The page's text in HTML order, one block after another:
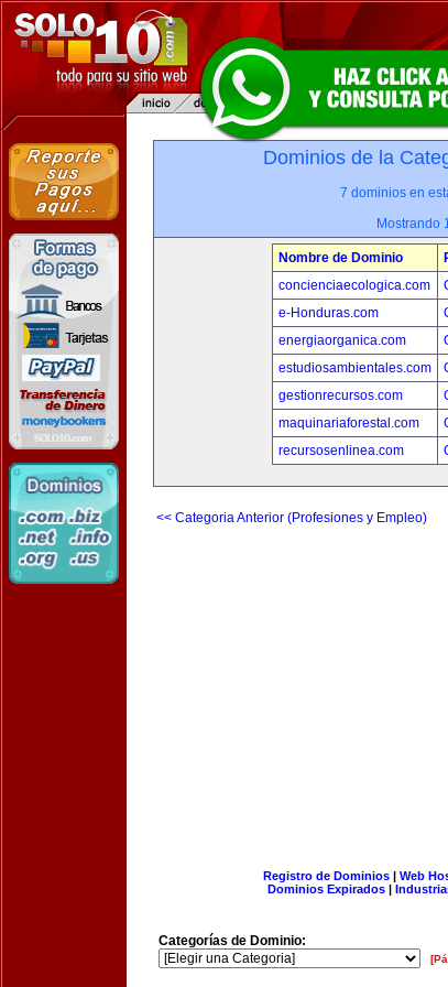
Dominios de la
7 dominios en
Mostrando
Nombre de Dominio
concienciaecologica.com
e-Honduras.com
energiaorganica.com
estudiosambientales.com
gestionrecursos.com
maquinariaforestal.com
recursosenlinea.com
<< Categoria Anterior (Profesiones y Empleo)
Registro de Dominios| Web
Dominios Expirados |
Categorías de Dominio: